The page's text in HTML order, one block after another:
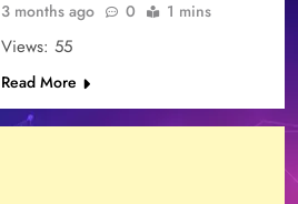
3 months ago
0 1 mins
Views: 55
Read More